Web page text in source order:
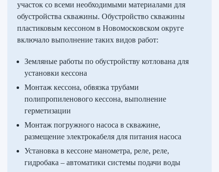
участок со всеми необходимыми материалами для
обустройства скважины. Обустройство скважины
пластиковым кессоном в Новомосковском округе
включало выполнение таких видов работ:
Земляные работы по обустройству котлована для
установки кессона
Монтаж кессона, обвязка трубами
полипропиленового кессона, выполнение
герметизации
Монтаж погружного насоса в скважине,
размещение электрокабеля для питания насоса
Установка в кессоне манометра, реле, реле,
гидробака – автоматики системы подачи воды